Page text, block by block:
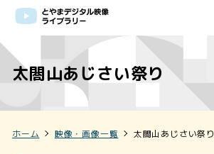
太閤山あじさい祭り
ホーム 映像・画像一覧 太閤山あじさい祭り